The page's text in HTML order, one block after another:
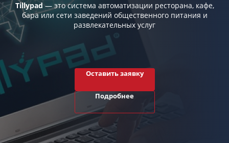
Tillypad— это система автоматизации ресторана, кафе,
бара или сети заведений общественного питания и
развлекательных услуг
Оставить заявку
Подробнее